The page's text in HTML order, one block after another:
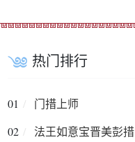
热门排行
01 门措上师
02 法王如意宝晋美彭措